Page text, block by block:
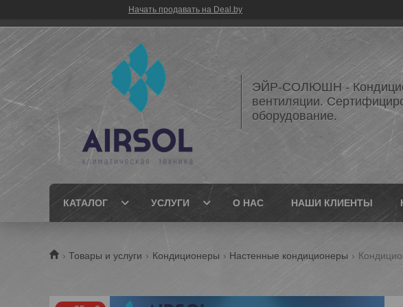
Начать продавать на Deal.by
ЭЙР-СОЛЮШН -
вентиляции.
оборудование.
КАТАЛОГ УСЛУГИ О НАС НАШИ КЛИЕНТЫ
Товары и услуги Кондиционеры Настенные кондиционеры